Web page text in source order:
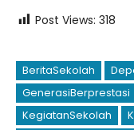
Post Views: 318
BeritaSekolah
GenerasiBerprestasi
KegiatanSekolah